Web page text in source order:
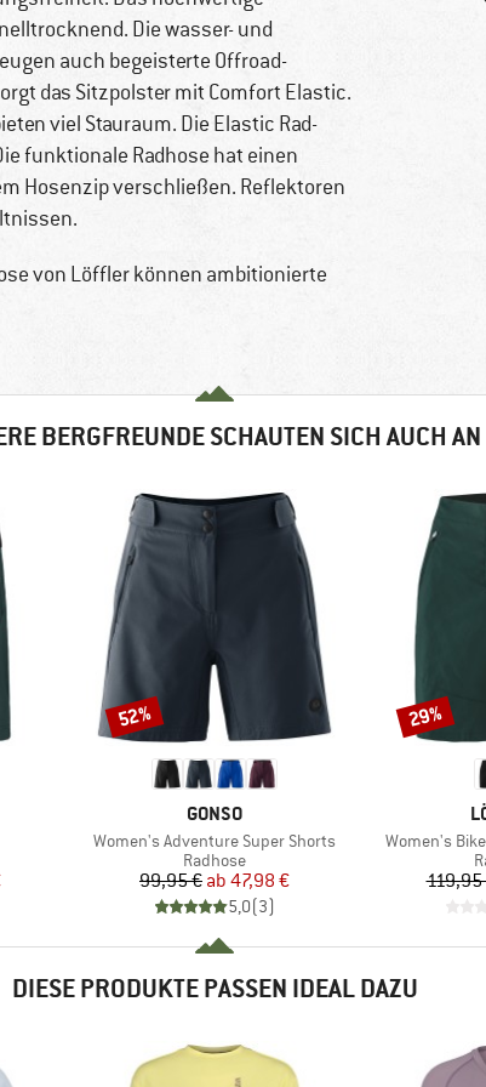
Die wasser- und
auch begeisterte Offroad-
das Sitzpolster mit Comfort Elastic.
viel Stauraum. Die Elastic Rad-
funktionale Radhose hat einen
Hosenzip verschließen. Reflektoren
von Löffler können ambitionierte
BERGFREUNDE SCHAUTEN SICH AUCH AN
Preis
MARKE
GONSO
Artikel
Women's Adventure Super Shorts
Produktgruppe
Radhose
Preis
99,95 € reduzierter Preis
ab 47,98 €
5,0(3)
Rabatt
52%
Artikel
Women's
119,95
Rabatt
29%
DIESE PRODUKTE PASSEN IDEAL DAZU